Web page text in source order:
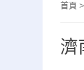
首頁 >
濟